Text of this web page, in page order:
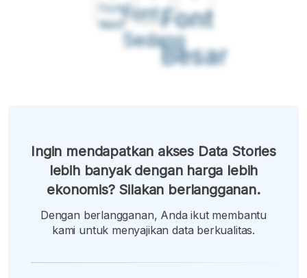
Font
Kecil
Font
Sedang
Font
Besar
Ingin mendapatkan akses Data Stories
lebih banyak dengan harga lebih
ekonomis? Silakan berlangganan.
Dengan berlangganan, Anda ikut membantu
kami untuk menyajikan data berkualitas.